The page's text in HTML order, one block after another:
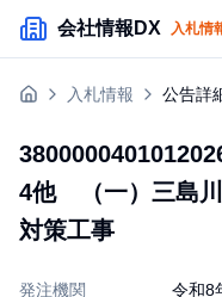
メインコンテンツにスキッ
会社情報DX 入札情
入札情報
企業検索
入札情報 公告詳
4他 （一）三島
対策工事
発注機関 令和8